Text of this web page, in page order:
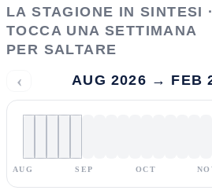
LA STAGIONE IN SINTESI ·
TOCCA UNA SETTIMANA
PER SALTARE
‹ AUG 2026 → FEB
AUG SEP OCT